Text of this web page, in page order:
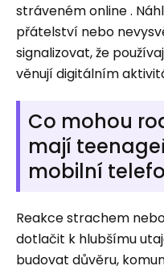
stráveném online .
přátelství nebo
signalizovat, že
věnují digitálním
Co mohou
mají
mobilní
Reakce strachem
dotlačit k hlubšímu
budovat důvěru,